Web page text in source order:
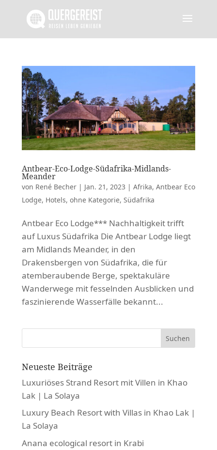
Antbear-Eco-Lodge-Südafrika-Midlands-
Meander
von René Becher| Jan. 21, 2023 | Afrika, Antbear Eco
Lodge, Hotels, ohne Kategorie, Südafrika
Antbear Eco Lodge*** Nachhaltigkeit trifft
auf Luxus Südafrika Die Antbear Lodge liegt
am Midlands Meander, in den
Drakensbergen von Südafrika, die für
atemberaubende Berge, spektakuläre
Wanderwege mit fesselnden Ausblicken und
faszinierende Wasserfälle bekannt...
Neueste Beiträge
Luxuriöses Strand Resort mit Villen in Khao
Lak | La Solaya
Luxury Beach Resort with Villas in Khao Lak |
La Solaya
Anana ecological resort in Krabi